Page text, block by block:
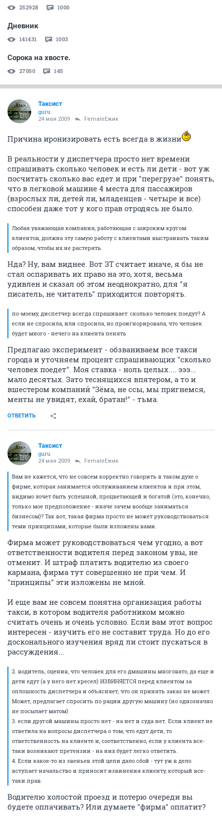
252928 1000
Дневник
141431 1003
Сорока на хвосте.
27050 145
Таксист
guru
24 мая 2009 FemaleЁжик
Причина иронизировать есть всегда в жизни
В реальности у диспетчера просто нет времени
спрашивать сколько человек и есть ли дети - вот уж
посчитать сколько вас едет и при "перегрузе" понять,
что в легковой машине 4 места для пассажиров
(взрослых ли, детей ли, младенцев - четыре и все)
способен даже тот у кого прав отродясь не было.
Любая уважающая компания, работающая с широким кругом
клиентов, должна эту самую работу с клиентами выстраивать таким
образом, чтобы их не растерять.
Нда? Ну, вам виднее. Вот ЗТ считает иначе, я бы не
стал оспаривать их право на это, хотя, весьма
удивлен и сказал об этом неоднократно, для "я
писатель, не читатель" приходится повторять.
по-моему, диспетчер всегда спрашивает: сколько человек поедут? А
если не спросила, или спросила, но проигнорировала, что человек
будет много - нечего на клиента пенять
Предлагаю эксперимент - обзваниваем все такси
города и уточняем процент спрашивающих "сколько
человек поедет". Моя ставка - ноль целых.... эээ...
мало десятых. Зато теснящихся впятером, а то и
вшестером компаний "Зёма, не ссы, мы пригнемся,
менты не увидят, ехай, братан!" - тьма.
ОТВЕТИТЬ
Таксист
guru
24 мая 2009 FemaleЁжик
Вам не кажется, что не совсем корректно говорить в таком духе о
фирме, которая занимается обслуживанием клиентов и при этом,
видимо хочет быть успешной, процветающей и богатой (это, конечно,
только мое предположение - иначе зачем вообще заниматься
бизнесом)? Так вот, такая фирма просто не может руководствоваться
теми принципами, которые были изложены вами.
Фирма может руководствоваться чем угодно, а вот
ответственности водителя перед законом увы, не
отменит. И штраф платить водителю из своего
кармана, фирма тут совершенно не при чем. И
"принципы" эти изложены не мной.
И еще вам не совсем понятна организация работы
такси, в котором водителя работником можно
считать очень и очень условно. Если вам этот вопрос
интересен - изучить его не составит труда. Но до его
досконального изучения вряд ли стоит пускаться в
рассуждения...
2. водитель, оценив, что человек для его дмашины многовато, да еще и
дети едут (а у него нет кресел) ИЗВИНЯЕТСЯ перед клиентом за
оплошность диспетчера и объясняет, что он принять заказ не может.
Может, предлагает спросить по рации другую машину (но однозначно
не посылает матом)
3. если другой машины просто нет - на нет и суда нет. Если клиент не
ответила на вопросы диспетчера о том, что едут дети, то
ответственность на клиенте и, соответственно, если у клиента все-
таки возникают претензии - на них будет легко ответить.
4. Если какое-то из звеньев этой цепи дало сбой - тут уж в дело
вступает начальство и приносит извинения клиенту, который все-
таки прав.
Водителю холостой проезд и потерю очереди вы
будете оплачивать? Или думаете "фирма" оплатит?